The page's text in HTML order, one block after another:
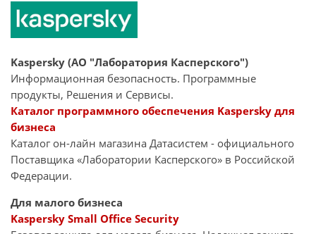
Kaspersky (АО "Лаборатория Касперского")
Информационная безопасность. Программные
продукты, Решения и Сервисы.
Каталог программного обеспечения Kaspersky для
бизнеса
Каталог он-лайн магазина Датасиcтем - официального
Поставщика «Лаборатории Касперского» в Российской
Федерации.
Для малого бизнеса
Kaspersky Small Office Security